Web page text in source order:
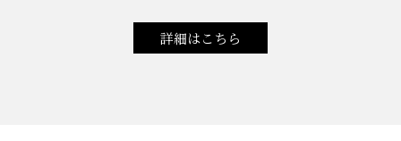
詳細はこちら